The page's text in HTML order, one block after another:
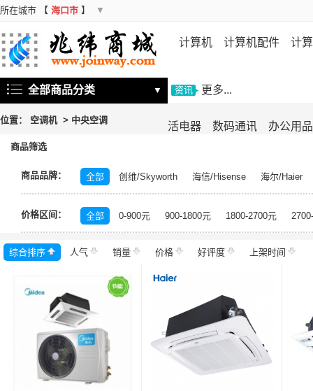
所在城市 【 海口市 】 ▼
计算机 计算机配件 计
机 存储设备
活电器 数码通讯 办公用品
全部商品分类 ▼ 资讯 更多...
位置： 空调机> 中央空调
商品筛选
商品品牌： 全部 创维/Skyworth 海信/Hisense
海尔/Haier
科龙/KELON
奥克斯/AUX 夏普/SHARP
日立/
格力GREE
价格区间： 全部 0-900元 900-1800元 1800-2700元
综合排序 人气 销量 价格 好评度 上架时间